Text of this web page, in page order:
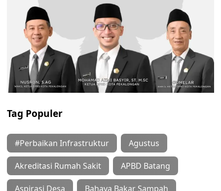
Tag Populer
#Perbaikan Infrastruktur Agustus
Akreditasi Rumah Sakit APBD Batang
Aspirasi Desa Bahaya Bakar Sampah